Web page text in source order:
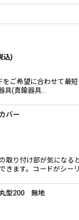
込)
をご希望に合わせて最
具(真鍮器具…
バー
取り付け部が気にな
きます。コードがシー
型200 無地